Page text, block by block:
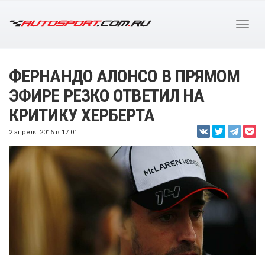
ФЕРНАНДО АЛОНСО В ПРЯМОМ
ЭФИРЕ РЕЗКО ОТВЕТИЛ НА
КРИТИКУ ХЕРБЕРТА
2 апреля 2016 в 17:01